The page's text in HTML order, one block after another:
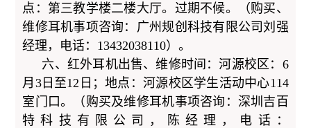
点：第三教学楼二楼大厅。过期不候。（购买、
维修耳机事项咨询：广州规创科技有限公司刘强
经理，电话：13432038110）。
六、红外耳机出售、维修时间：河源校区：6
月3日至12日；地点：河源校区学生活动中心114
室门口。（购买及维修耳机事项咨询：深圳吉百
特科技有限公司，陈经理，电话：